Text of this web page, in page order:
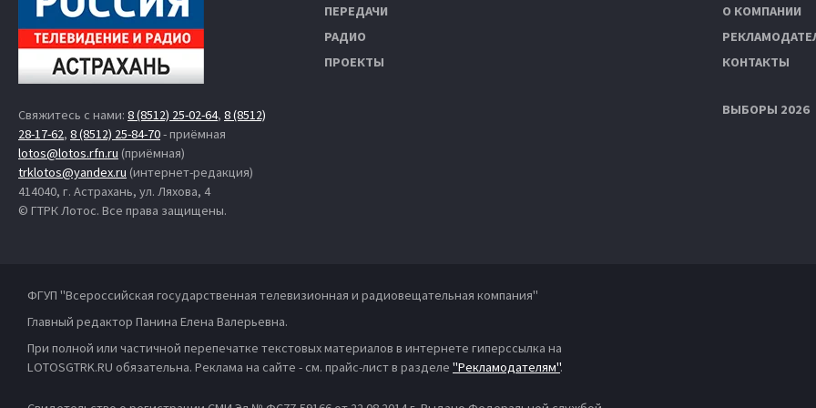
Свяжитесь с нами: 8 (8512) 25-02-64, 8 (8512)
28-17-62, 8 (8512) 25-84-70- приёмная
lotos@lotos.rfn.ru (приёмная)
trklotos@yandex.ru (интернет-редакция)
414040, г. Астрахань, ул. Ляхова, 4
© ГТРК Лотос. Все права защищены.
ПЕРЕДАЧИ
РАДИО
ПРОЕКТЫ
О КОМПАНИИ
КОНТАКТЫ
ВЫБОРЫ 2026
ФГУП "Всероссийская государственная телевизионная и радиовещательная компания"
Главный редактор Панина Елена Валерьевна.
При полной или частичной перепечатке текстовых материалов в интернете гиперссылка на
LOTOSGTRK.RU обязательна. Реклама на сайте - см. прайс-лист в разделе "Рекламодателям".